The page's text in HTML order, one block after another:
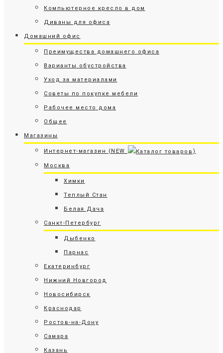
Компьютерное кресло в дом
Диваны для офиса
Домашний офис
Преимущества домашнего офиса
Варианты обустройства
Уход за материалами
Советы по покупке мебели
Рабочее место дома
Общее
Магазины
Интернет-магазин (NEW )
Москва
Химки
Теплый Стан
Белая Дача
Санкт-Петербург
Дыбенко
Парнас
Екатеринбург
Нижний Новгород
Новосибирск
Краснодар
Ростов-на-Дону
Самара
Казань